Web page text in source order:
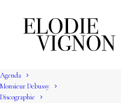
Agenda
Monsieur Debussy
Discographie